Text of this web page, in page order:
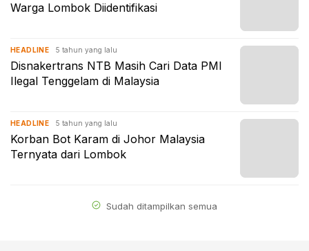
Warga Lombok Diidentifikasi
HEADLINE 5 tahun yang lalu
Disnakertrans NTB Masih Cari Data PMI
Ilegal Tenggelam di Malaysia
HEADLINE 5 tahun yang lalu
Korban Bot Karam di Johor Malaysia
Ternyata dari Lombok
Sudah ditampilkan semua